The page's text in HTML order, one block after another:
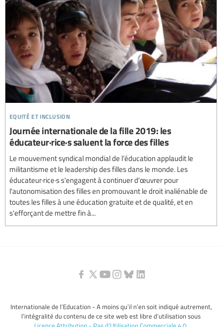
equité et inclusion
Journée internationale de la fille 2019: les
éducateur·rice·s saluent la force des filles
Le mouvement syndical mondial de l’éducation applaudit le
militantisme et le leadership des filles dans le monde. Les
éducateur·rice·s s'engagent à continuer d'œuvrer pour
l'autonomisation des filles en promouvant le droit inaliénable de
toutes les filles à une éducation gratuite et de qualité, et en
s'efforçant de mettre fin à...
Internationale de l’Education - A moins qu’il n’en soit indiqué autrement,
l’intégralité du contenu de ce site web est libre d’utilisation sous